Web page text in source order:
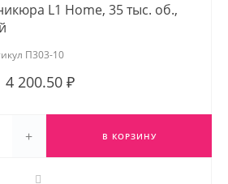
L1 Home, 35 тыс. об.,
П303-10
4 200.50 ₽
+ В КОРЗИНУ